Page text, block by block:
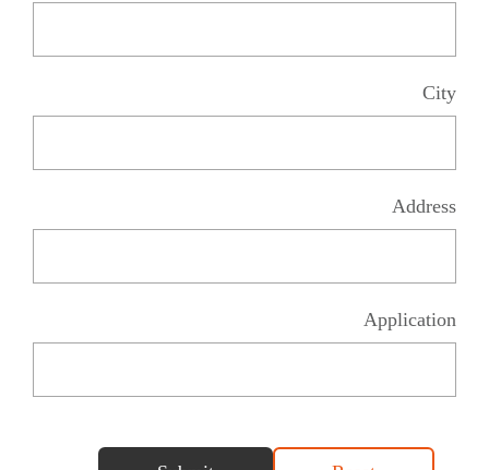
City
Address
Application